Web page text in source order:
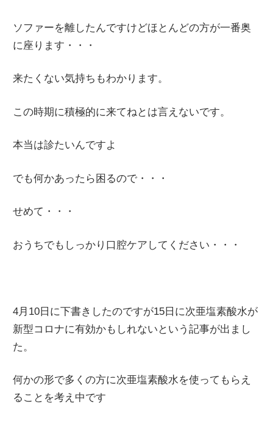
ソファーを離したんですけどほとんどの方が一番奥
に座ります・・・
来たくない気持ちもわかります。
この時期に積極的に来てねとは言えないです。
本当は診たいんですよ
でも何かあったら困るので・・・
せめて・・・
おうちでもしっかり口腔ケアしてください・・・
4月10日に下書きしたのですが15日に次亜塩素酸水が
新型コロナに有効かもしれないという記事が出まし
た。
何かの形で多くの方に次亜塩素酸水を使ってもらえ
ることを考え中です